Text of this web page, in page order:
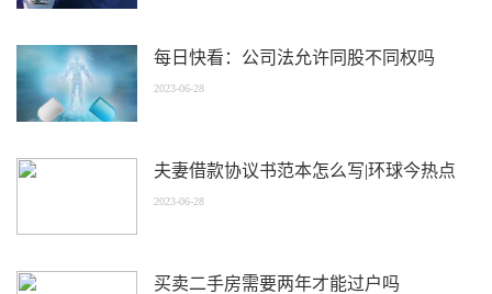
每日快看：公司法允许同股不同权吗
2023-06-28
夫妻借款协议书范本怎么写|环球今热点
2023-06-28
买卖二手房需要两年才能过户吗